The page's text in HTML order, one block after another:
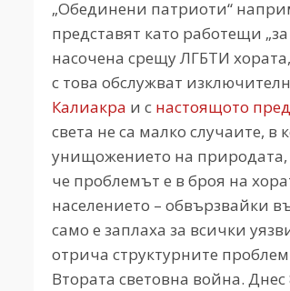
„Обединени патриоти“
представят като работещи
насочена срещу ЛГБТИ
с това обслужват
Калиакра и с настоящото
света не са малко случаите,
унищожението на природата,
че проблемът е в броя на
населението – обвързвайки
само е заплаха за всички
отрича структурните
Втората световна война. Днес